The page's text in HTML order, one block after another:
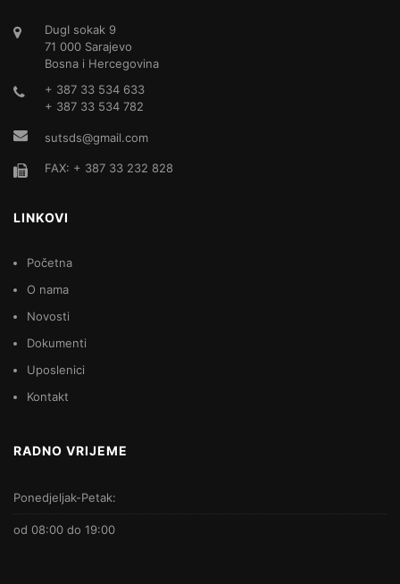
DugI sokak 9
71 000 Sarajevo
Bosna i Hercegovina
+ 387 33 534 633
+ 387 33 534 782
sutsds@gmail.com
FAX: + 387 33 232 828
LINKOVI
Početna
O nama
Novosti
Dokumenti
Uposlenici
Kontakt
RADNO VRIJEME
Ponedjeljak-Petak:
od 08:00 do 19:00